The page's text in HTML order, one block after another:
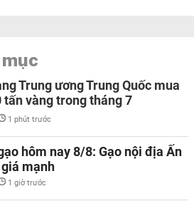
Trung ương Trung Quốc mua
tấn vàng trong tháng 7
1 phút trước
hôm nay 8/8: Gạo nội địa Ấn
mạnh
1 giờ trước